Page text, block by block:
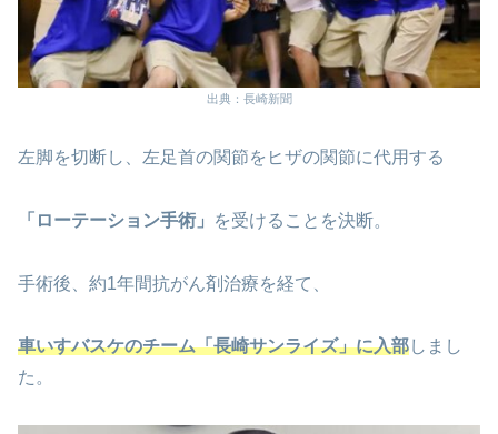
出典：長崎新聞
左脚を切断し、左足首の関節をヒザの関節に代用する
「ローテーション手術」 を受けることを決断。
手術後、約1年間抗がん剤治療を経て、
車いすバスケのチーム「長崎サンライズ」に入部しまし
た。